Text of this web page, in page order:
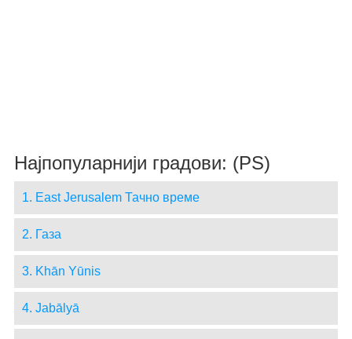
Најпопуларнији градови: (PS)
1. East Jerusalem Тачно време
2. Газа
3. Khān Yūnis
4. Jabālyā